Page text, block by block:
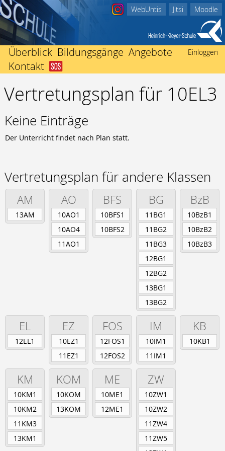
WebUntis Jitsi Moodle
Einloggen
Überblick
Startseite
Schulleitung
Kollegium
Sekretariate
Förderverein
Schwerbehindertenvertretung
Bildungsgänge
Abitur
Fachhochschulreife
Fachoberschule Form B
Berufsvorbereitend
Bildungsgänge zur Berufsvorbereitung
Berufsbegleitend
Fachschule für Technik
Berufsschule
Anlagenmechaniker/-in
Augenoptiker/-in
Eisenbahner/-in im Betriebsdienst
Industriemechaniker/-in
Karosserie- und Fahrzeugbaumechaniker/-in
Konstruktionsmechaniker/-in
Kraftfahrzeugmechatroniker/-in
Mechatroniker/-in
Zweiradmechatroniker/-in
Angebote
Beratungsangebote
Einschulung
International
3D-Drucker
Kontakt
Ich bin in Not
Nachricht an Klassenlehrer/-in
Der Weg zu uns
Impressum
Vertretungsplan für 10EL3
Keine Einträge
Der Unterricht findet nach Plan statt.
Vertretungsplan für andere Klassen
AM
13AM
AO
10AO1
10AO4
11AO1
BFS
10BFS1
10BFS2
BG
11BG1
11BG2
11BG3
12BG1
12BG2
13BG1
13BG2
BzB
10BzB1
10BzB2
10BzB3
EL
12EL1
EZ
10EZ1
11EZ1
FOS
12FOS1
12FOS2
IM
10IM1
11IM1
KB
10KB1
KM
10KM1
10KM2
11KM3
13KM1
KOM
10KOM
13KOM
ME
10ME1
12ME1
ZW
10ZW1
10ZW2
11ZW4
11ZW5